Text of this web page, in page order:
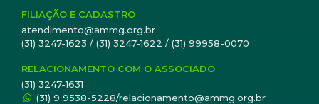
FILIAÇÃO E CADASTRO
atendimento@ammg.org.br
(31) 3247-1623 / (31) 3247-1622 / (31) 99958-0070
RELACIONAMENTO COM O ASSOCIADO
(31) 3247-1631
(31) 9 9538-5228/relacionamento@ammg.org.br